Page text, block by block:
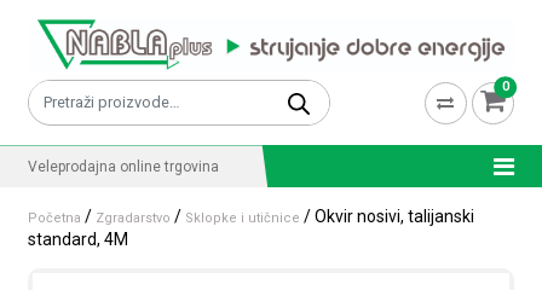
Pretraži: 0
Veleprodajna online trgovina
Početna / Zgradarstvo / Sklopke i utičnice / Okvir nosivi, talijanski
standard, 4M